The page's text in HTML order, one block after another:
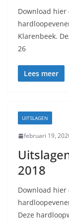
Download
Klarenbeek.
26
Lees meer
UITSLAGEN
februari 19,
2018
Download
Deze